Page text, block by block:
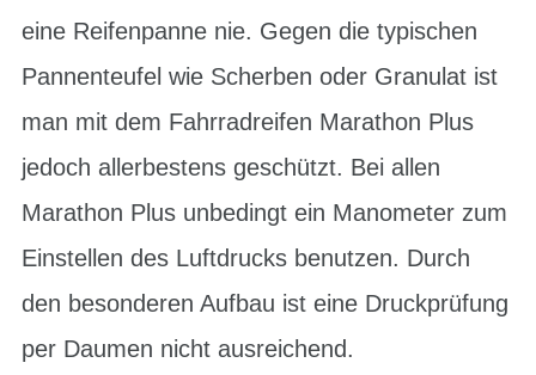
eine Reifenpanne nie. Gegen die typischen
Pannenteufel wie Scherben oder Granulat ist
man mit dem Fahrradreifen Marathon Plus
jedoch allerbestens geschützt. Bei allen
Marathon Plus unbedingt ein Manometer zum
Einstellen des Luftdrucks benutzen. Durch
den besonderen Aufbau ist eine Druckprüfung
per Daumen nicht ausreichend.